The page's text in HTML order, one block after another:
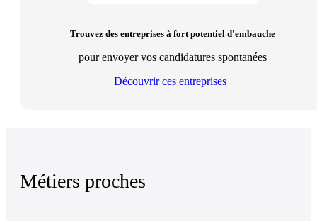
Trouvez des entreprises à fort potentiel d'embauche
pour envoyer vos candidatures spontanées
Découvrir ces entreprises
Métiers proches